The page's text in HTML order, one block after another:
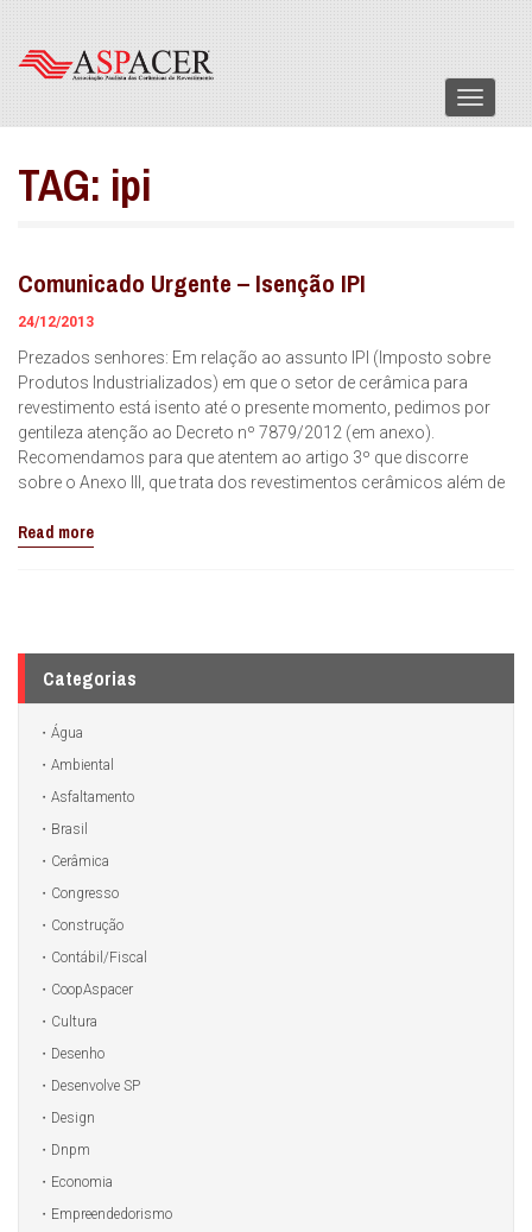
Menu
TAG: ipi
Comunicado Urgente – Isenção IPI
24/12/2013
Prezados senhores: Em relação ao assunto IPI (Imposto sobre
Produtos Industrializados) em que o setor de cerâmica para
revestimento está isento até o presente momento, pedimos por
gentileza atenção ao Decreto nº 7879/2012 (em anexo).
Recomendamos para que atentem ao artigo 3º que discorre
sobre o Anexo III, que trata dos revestimentos cerâmicos além de
Read more
Categorias
Água
Ambiental
Asfaltamento
Brasil
Cerâmica
Congresso
Construção
Contábil/Fiscal
CoopAspacer
Cultura
Desenho
Desenvolve SP
Design
Dnpm
Economia
Empreendedorismo